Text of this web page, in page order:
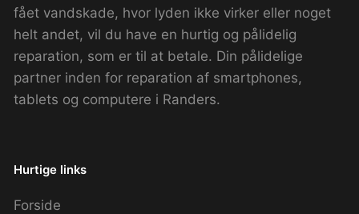
fået vandskade, hvor lyden ikke virker eller noget
helt andet, vil du have en hurtig og pålidelig
reparation, som er til at betale. Din pålidelige
partner inden for reparation af smartphones,
tablets og computere i Randers.
Hurtige links
Forside